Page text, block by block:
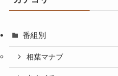
番組別
相葉マナブ